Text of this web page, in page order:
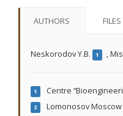
AUTHORS FILES
Neskorodov Y.B. 1 ,
1 Centre
2 Lomonosov